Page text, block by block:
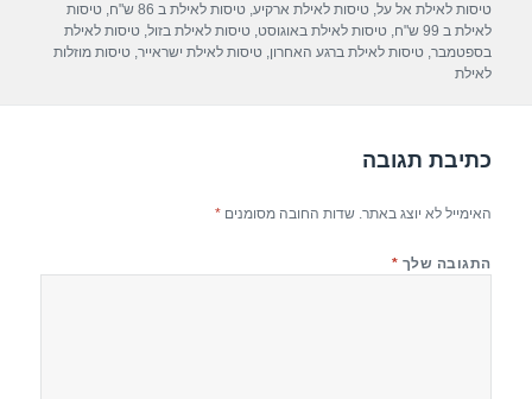
טיסות לאילת אל על,טיסות לאילת ארקיע,טיסות לאילת ב 86 ש"ח ,טיסות
לאילת ב 99 ש"ח
,טיסות לאילת באוגוסט,טיסות לאילת בזול,טיסות לאילת
בספטמבר,טיסות לאילת ברגע האחרון,טיסות לאילת ישראייר,טיסות מוזלות
לאילת
כתיבת תגובה
האימייל לא יוצג באתר. שדות החובה מסומנים*
התגובה שלך *